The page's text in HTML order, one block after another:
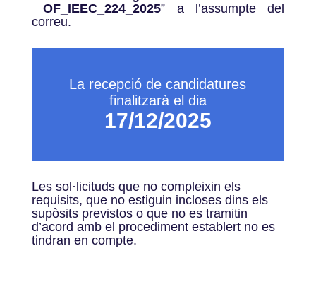
OF_IEEC_224_2025” a l’assumpte del
correu.
La recepció de candidatures
finalitzarà el dia
17/12/2025
Les sol·licituds que no compleixin els
requisits, que no estiguin incloses dins els
supòsits previstos o que no es tramitin
d’acord amb el procediment establert no es
tindran en compte.